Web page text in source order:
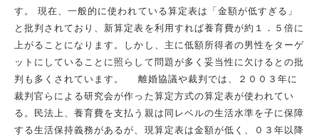
す。 現在、一般的に使われている算定表は「金額が低すぎる」
と批判されており、新算定表を利用すれば養育費が約１．５倍に
上がることになります。しかし、主に低額所得者の男性をターゲ
ットにしていることに照らして問題が多く妥当性に欠けるとの批
判も多くされています。 離婚協議や裁判では、２００３年に
裁判官らによる研究会が作った算定方式の算定表が使われてい
る。民法上、養育費を支払う親は同レベルの生活水準を子に保障
する生活保持義務があるが、現算定表は金額が低く、０３年以降